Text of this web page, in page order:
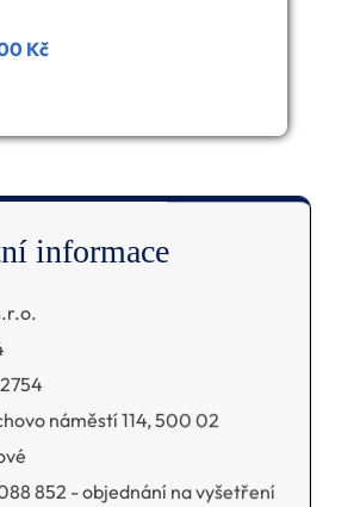
Kč.
KčAktuální
informace
náměstí 114, 500 02
852 - objednání na vyšetření